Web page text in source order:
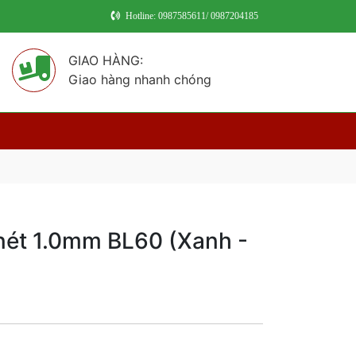
Hotline: 0987585611/ 0987204185
GIAO HÀNG:
Giao hàng nhanh chóng
1.0mm BL60 (Xanh -